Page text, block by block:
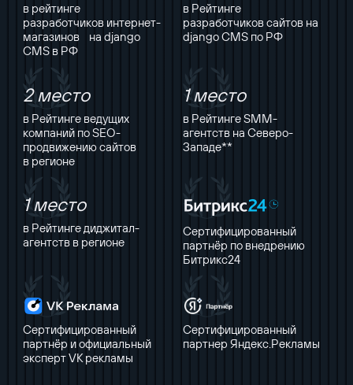
в рейтинге
разработчиков интернет-
магазинов на django
CMS в РФ
в Рейтинге
разработчиков сайтов на
django CMS по РФ
2 место
в Рейтинге ведущих
компаний по SEO-
продвижению сайтов
в регионе
1 место
в Рейтинге SMM-
агентств на Северо-
Западе**
1 место
в Рейтинге диджитал-
агентств в регионе
Сертифицированный
партнёр по внедрению
Битрикс24
Сертифицированный
партнёр и официальный
эксперт VK рекламы
Сертифицированный
партнер Яндекс.Рекламы